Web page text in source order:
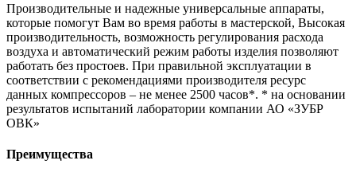
Производительные и надежные универсальные аппараты,
которые помогут Вам во время работы в мастерской, Высокая
производительность, возможность регулирования расхода
воздуха и автоматический режим работы изделия позволяют
работать без простоев. При правильной эксплуатации в
соответствии с рекомендациями производителя ресурс
данных компрессоров – не менее 2500 часов*. * на основании
результатов испытаний лаборатории компании АО «ЗУБР
ОВК»
Преимущества